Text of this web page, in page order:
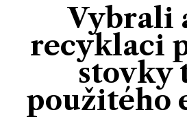
Vybrali
recyklaci
stovky
použitého